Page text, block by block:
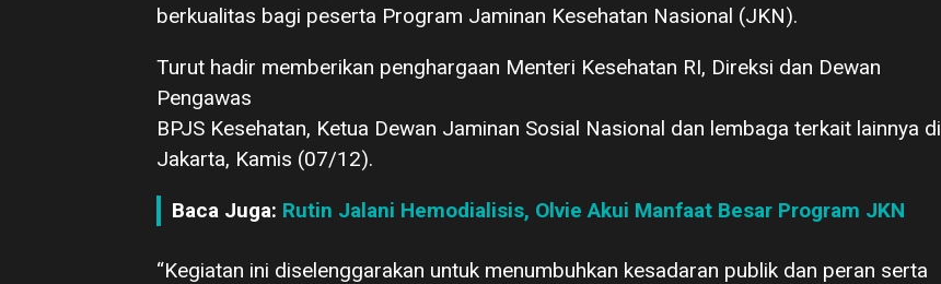
berkualitas bagi peserta Program Jaminan Kesehatan Nasional (JKN).
Turut hadir memberikan penghargaan Menteri Kesehatan RI, Direksi dan Dewan
Pengawas
BPJS Kesehatan, Ketua Dewan Jaminan Sosial Nasional dan lembaga terkait lainnya di
Jakarta, Kamis (07/12).
Baca Juga: Rutin Jalani Hemodialisis, Olvie Akui Manfaat Besar Program JKN
“Kegiatan ini diselenggarakan untuk menumbuhkan kesadaran publik dan peran serta